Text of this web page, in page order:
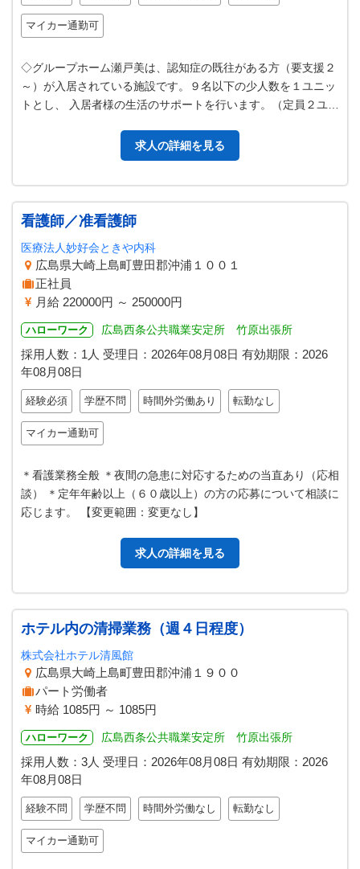
マイカー通勤可
◇グループホーム瀬戸美は、認知症の既往がある方（要支援２
～）が入居されている施設です。９名以下の少人数を１ユニッ
トとし、 入居者様の生活のサポートを行います。（定員２ユニ
求人の詳細を見る
看護師／准看護師
医療法人妙好会ときや内科
広島県大崎上島町豊田郡沖浦１００１
正社員
月給 220000円 ～ 250000円
ハローワーク 広島西条公共職業安定所 竹原出張所
採用人数：1人 受理日： 2026年08月08日 有効期限： 2026
年08月08日
経験必須 学歴不問 時間外労働あり 転勤なし
マイカー通勤可
＊看護業務全般 ＊夜間の急患に対応するための当直あり（応相
談） ＊定年年齢以上（６０歳以上）の方の応募について相談に
応じます。 【変更範囲：変更なし】
求人の詳細を見る
ホテル内の清掃業務（週４日程度）
株式会社ホテル清風館
広島県大崎上島町豊田郡沖浦１９００
パート労働者
時給 1085円 ～ 1085円
ハローワーク 広島西条公共職業安定所 竹原出張所
採用人数：3人 受理日： 2026年08月08日 有効期限： 2026
年08月08日
経験不問 学歴不問 時間外労働なし 転勤なし
マイカー通勤可